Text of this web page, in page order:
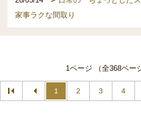
家事ラクな間取り
1ページ （全368ペー
1 2 3 4